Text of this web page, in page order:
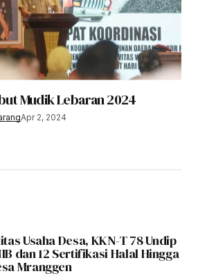
Mudik Lebaran 2024
Apr 2, 2024
Usaha Desa, KKN-T 78 Undip
dan 12 Sertifikasi Halal Hingga
Mranggen